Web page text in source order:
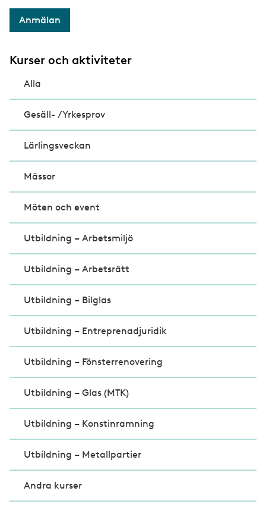
Anmälan
Kurser och aktiviteter
Alla
Gesäll- /Yrkesprov
Lärlingsveckan
Mässor
Möten och event
Utbildning – Arbetsmiljö
Utbildning – Arbetsrätt
Utbildning – Bilglas
Utbildning – Entreprenadjuridik
Utbildning – Fönsterrenovering
Utbildning – Glas (MTK)
Utbildning – Konstinramning
Utbildning – Metallpartier
Andra kurser